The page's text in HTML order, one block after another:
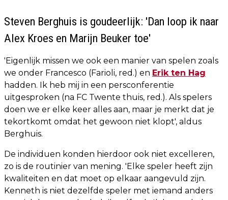
Steven Berghuis is goudeerlijk: 'Dan loop ik naar
Alex Kroes en Marijn Beuker toe'
'Eigenlijk missen we ook een manier van spelen zoals
we onder Francesco (Farioli, red.) en Erik ten Hag
hadden. Ik heb mij in een persconferentie
uitgesproken (na FC Twente thuis, red.). Als spelers
doen we er elke keer alles aan, maar je merkt dat je
tekortkomt omdat het gewoon niet klopt', aldus
Berghuis.
De individuen konden hierdoor ook niet excelleren,
zo is de routinier van mening. 'Elke speler heeft zijn
kwaliteiten en dat moet op elkaar aangevuld zijn.
Kenneth is niet dezelfde speler met iemand anders